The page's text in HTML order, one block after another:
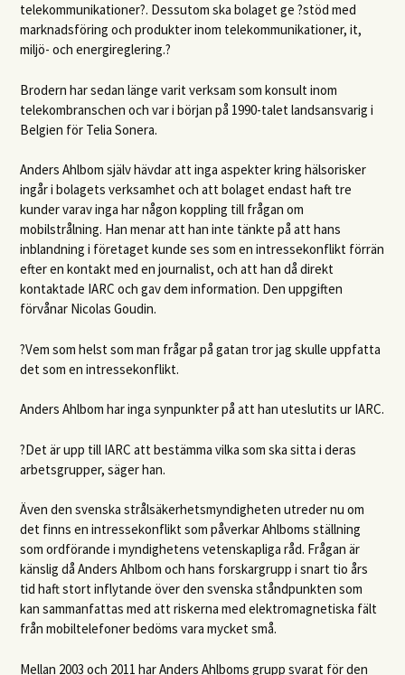
telekommunikationer?. Dessutom ska bolaget ge ?stöd med
marknadsföring och produkter inom telekommunikationer, it,
miljö- och energireglering.?
Brodern har sedan länge varit verksam som konsult inom
telekombranschen och var i början på 1990-talet landsansvarig i
Belgien för Telia Sonera.
Anders Ahlbom själv hävdar att inga aspekter kring hälsorisker
ingår i bolagets verksamhet och att bolaget endast haft tre
kunder varav inga har någon koppling till frågan om
mobilstrålning. Han menar att han inte tänkte på att hans
inblandning i företaget kunde ses som en intressekonflikt förrän
efter en kontakt med en journalist, och att han då direkt
kontaktade IARC och gav dem information. Den uppgiften
förvånar Nicolas Goudin.
?Vem som helst som man frågar på gatan tror jag skulle uppfatta
det som en intressekonflikt.
Anders Ahlbom har inga synpunkter på att han uteslutits ur IARC.
?Det är upp till IARC att bestämma vilka som ska sitta i deras
arbetsgrupper, säger han.
Även den svenska strålsäkerhetsmyndigheten utreder nu om
det finns en intressekonflikt som påverkar Ahlboms ställning
som ordförande i myndighetens vetenskapliga råd. Frågan är
känslig då Anders Ahlbom och hans forskargrupp i snart tio års
tid haft stort inflytande över den svenska ståndpunkten som
kan sammanfattas med att riskerna med elektromagnetiska fält
från mobiltelefoner bedöms vara mycket små.
Mellan 2003 och 2011 har Anders Ahlboms grupp svarat för den